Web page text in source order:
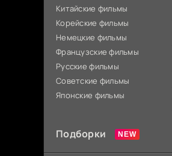
Китайские фильмы
Корейские фильмы
Немецкие фильмы
Французские фильмы
Русские фильмы
Советские фильмы
Японские фильмы
Подборки